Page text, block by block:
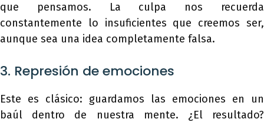
que pensamos. La culpa nos recuerda
constantemente lo insuficientes que creemos ser,
aunque sea una idea completamente falsa.
3. Represión de emociones
Este es clásico: guardamos las emociones en un
baúl dentro de nuestra mente. ¿El resultado?